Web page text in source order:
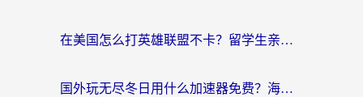
在美国怎么打英雄联盟不卡？留学生亲测的国服游戏加速全攻略
国外玩无尽冬日用什么加速器免费？海外党国服游戏加速避坑指南